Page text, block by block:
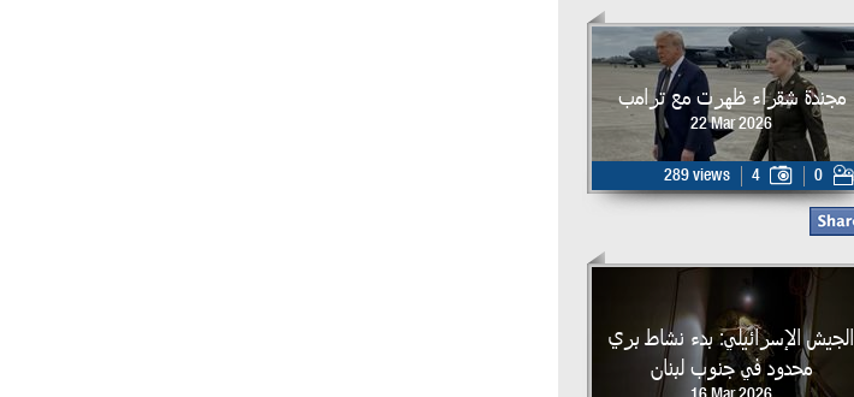
مجندة شقراء ظهرت مع ترامب
22 Mar 2026
289 views 4 0
الجيش الإسرائيلي: بدء نشاط بري
محدود في جنوب لبنان